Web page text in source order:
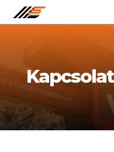
to
Kapcsolat